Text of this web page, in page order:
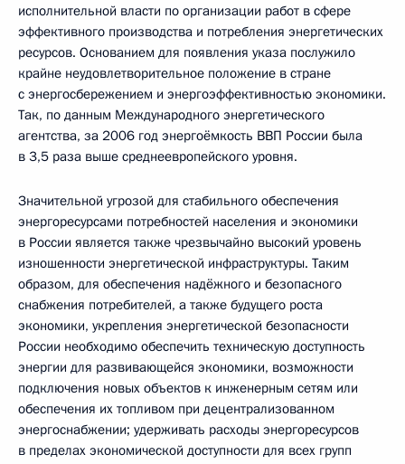
исполнительной власти по организации работ в сфере
эффективного производства и потребления энергетических
ресурсов. Основанием для появления указа послужило
крайне неудовлетворительное положение в стране
с энергосбережением и энергоэффективностью экономики.
Так, по данным Международного энергетического
агентства, за 2006 год энергоёмкость ВВП России была
в 3,5 раза выше среднеевропейского уровня.
Значительной угрозой для стабильного обеспечения
энергоресурсами потребностей населения и экономики
в России является также чрезвычайно высокий уровень
изношенности энергетической инфраструктуры. Таким
образом, для обеспечения надёжного и безопасного
снабжения потребителей, а также будущего роста
экономики, укрепления энергетической безопасности
России необходимо обеспечить техническую доступность
энергии для развивающейся экономики, возможности
подключения новых объектов к инженерным сетям или
обеспечения их топливом при децентрализованном
энергоснабжении; удерживать расходы энергоресурсов
в пределах экономической доступности для всех групп